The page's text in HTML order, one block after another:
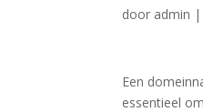
door admin |
Een
essentieel